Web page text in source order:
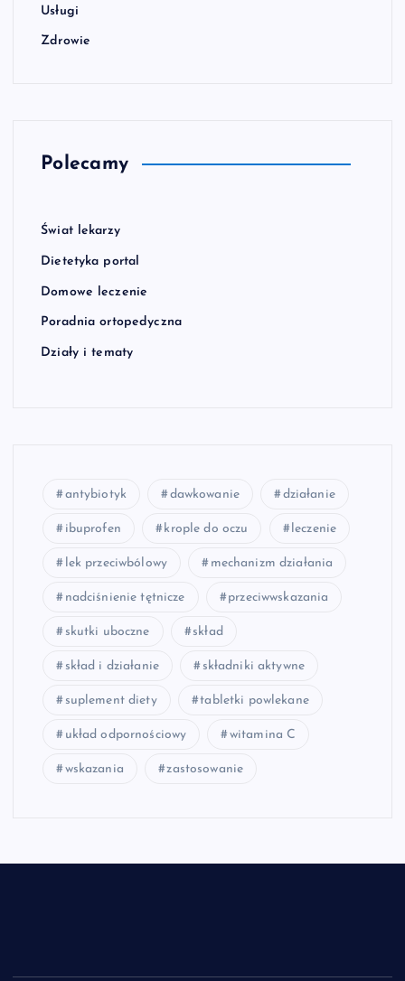
Usługi
Zdrowie
Polecamy
Świat lekarzy
Dietetyka portal
Domowe leczenie
Poradnia ortopedyczna
Działy i tematy
antybiotyk dawkowanie działanie
ibuprofen krople do oczu leczenie
lek przeciwbólowy mechanizm działania
nadciśnienie tętnicze przeciwwskazania
skutki uboczne skład
skład i działanie składniki aktywne
suplement diety tabletki powlekane
układ odpornościowy witamina C
wskazania zastosowanie